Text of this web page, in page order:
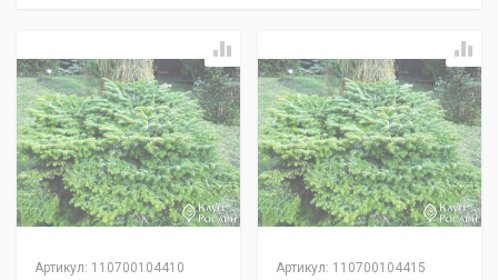
Артикул: 110700104410 Артикул: 110700104415